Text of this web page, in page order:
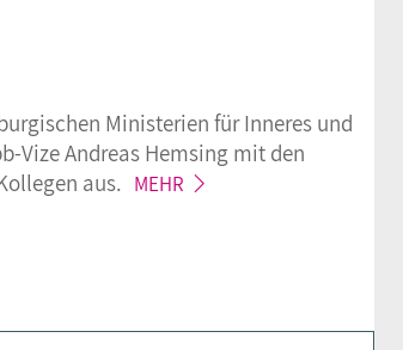
Ministerien für Inneres und
Vize Andreas Hemsing mit den
aus. MEHR